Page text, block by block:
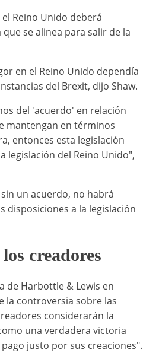
Reino Unido deberá
se alinea para salir de la
en el Reino Unido dependía
del Brexit, dijo Shaw.
del 'acuerdo' en relación
mantengan en términos
entonces esta legislación
legislación del Reino Unido",
un acuerdo, no habrá
disposiciones a la legislación
creadores
de Harbottle & Lewis en
la controversia sobre las
considerarán la
una verdadera victoria
justo por sus creaciones".